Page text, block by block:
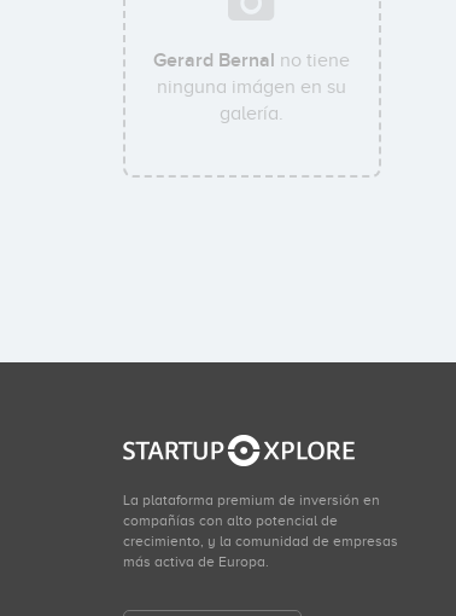
Gerard Bernal no tiene
ninguna imágen en su
galería.
La plataforma premium de inversión en
compañías con alto potencial de
crecimiento, y la comunidad de empresas
más activa de Europa.